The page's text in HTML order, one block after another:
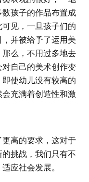
孩子的作品布置成
见，一旦孩子们的
并被给予了运用美
么，不用过多地去
自己的美术创作变
使幼儿没有较高的
充满着创造性和激
高的要求，这对于
挑战，我们只有不
应社会发展。